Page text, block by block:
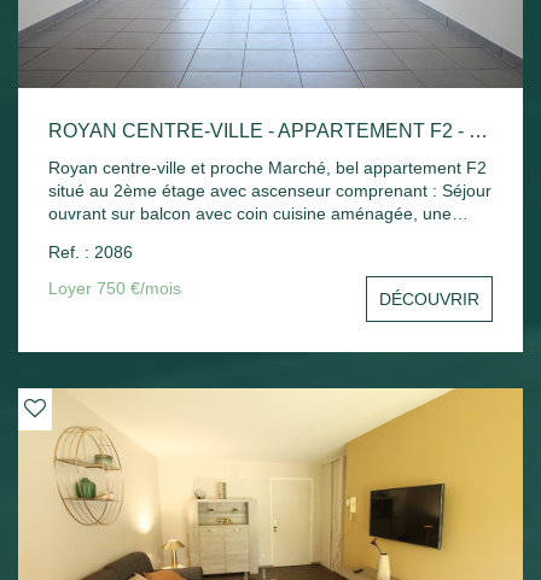
ROYAN CENTRE-VILLE - APPARTEMENT F2 - 42.52M²
Royan centre-ville et proche Marché, bel appartement F2
situé au 2ème étage avec ascenseur comprenant : Séjour
ouvrant sur balcon avec coin cuisine aménagée, une
Une place de parking en sous-sol - Chauffage électrique.
Ref. : 2086
Loyer 750 €/mois
DÉCOUVRIR